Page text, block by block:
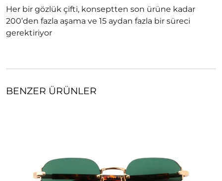
Her bir gözlük çifti, konseptten son ürüne kadar
200’den fazla aşama ve 15 aydan fazla bir süreci
gerektiriyor
BENZER ÜRÜNLER